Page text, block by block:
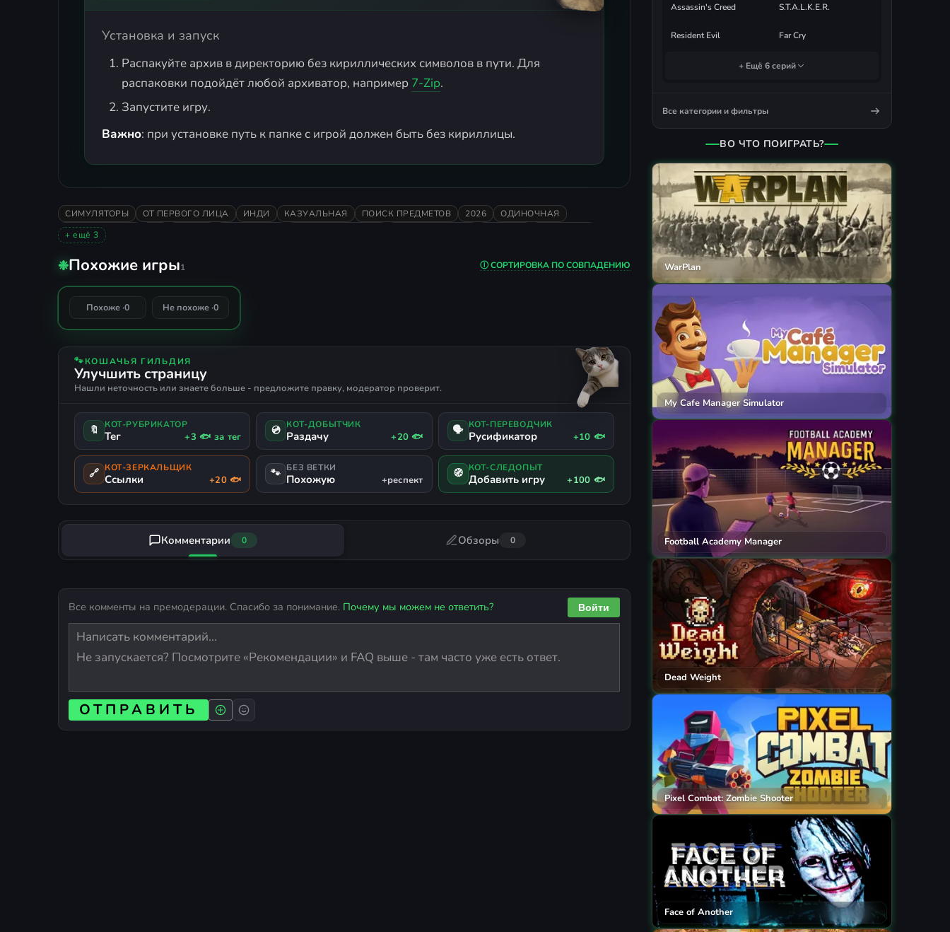
Установка и запуск
Распакуйте архив в директорию без кириллических символов в пути. Для
распаковки подойдёт любой архиватор, например 7-Zip.
Запустите игру.
Важно: при установке путь к папке с игрой должен быть без кириллицы.
СИМУЛЯТОРЫ ОТ ПЕРВОГО ЛИЦА ИНДИ КАЗУАЛЬНАЯ ПОИСК ПРЕДМЕТОВ 2026
ОДИНОЧНАЯ
АТМОСФЕРНАЯ
+ ещё 3
❉Похожие игры1 Ⓘ СОРТИРОВКА ПО СОВПАДЕНИЮ
0%
СОВПАДЕНИЕ
Leaf it Alone
Похоже ·0 Не похоже ·0
🐾КОШАЧЬЯ ГИЛЬДИЯ
Улучшить страницу
Нашли неточность или знаете больше - предложите правку, модератор проверит.
🔖 КОТ-РУБРИКАТОР
Тег +3 🐟 за тег 💿 КОТ-ДОБЫТЧИК
Раздачу +20 🐟 🗣 КОТ-ПЕРЕВОДЧИК
Русификатор +10 🐟
🔗 КОТ-ЗЕРКАЛЬЩИК
Ссылки +20 🐟 🐾 БЕЗ ВЕТКИ
Похожую +респект 🧭 КОТ-СЛЕДОПЫТ
Добавить игру +100 🐟
Комментарии 0 Обзоры 0
Все комменты на премодерации. Спасибо за понимание. Почему мы можем не ответить? Войти
ОТПРАВИТЬ
Assassin's Creed S.T.A.L.K.E.R.
Resident Evil Far Cry
+ Ещё 6 серий
Все категории и фильтры
ВО ЧТО ПОИГРАТЬ?
WarPlan
My Cafe Manager Simulator
Football Academy Manager
Dead Weight
Pixel Combat: Zombie Shooter
Face of Another